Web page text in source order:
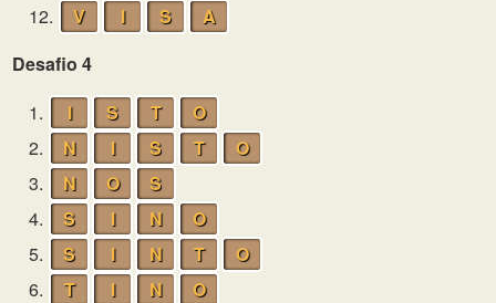
12.
V I S
A
Desafio 4
1.
I S T
O
2.
N I S T
O
3.
N O
S
4.
S I N
O
5.
S I N T
O
6.
T I N
O